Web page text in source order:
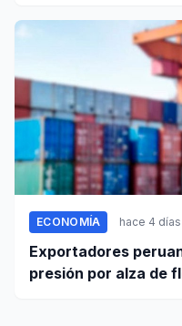
ECONOMÍA hace 4 días
Exportadores
presión por alza de